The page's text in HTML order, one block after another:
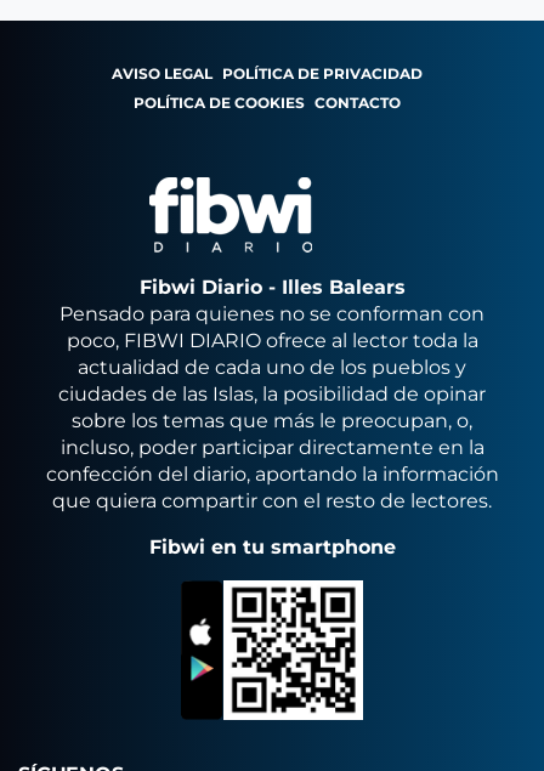
AVISO LEGAL POLÍTICA DE PRIVACIDAD
POLÍTICA DE COOKIES CONTACTO
Fibwi Diario - Illes Balears
Pensado para quienes no se conforman con
poco, FIBWI DIARIO ofrece al lector toda la
actualidad de cada uno de los pueblos y
ciudades de las Islas, la posibilidad de opinar
sobre los temas que más le preocupan, o,
incluso, poder participar directamente en la
confección del diario, aportando la información
que quiera compartir con el resto de lectores.
Fibwi en tu smartphone